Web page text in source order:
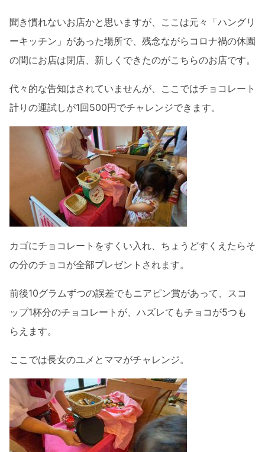
聞き慣れないお店かと思いますが、ここは元々「ハングリ
ーキッチン」があった場所で、残念ながらコロナ禍の休園
の間にお店は閉店、新しくできたのがこちらのお店です。
代々的な告知はされていませんが、ここではチョコレート
計りの運試しが1回500円でチャレンジできます。
カゴにチョコレートをすくい入れ、ちょうどすくえたらそ
の分のチョコが全部プレゼントされます。
前後10グラムずつの誤差でもニアピン賞があって、スコ
ップ1杯分のチョコレートが、ハズレてもチョコが5つも
らえます。
ここでは長女のユメとママがチャレンジ。